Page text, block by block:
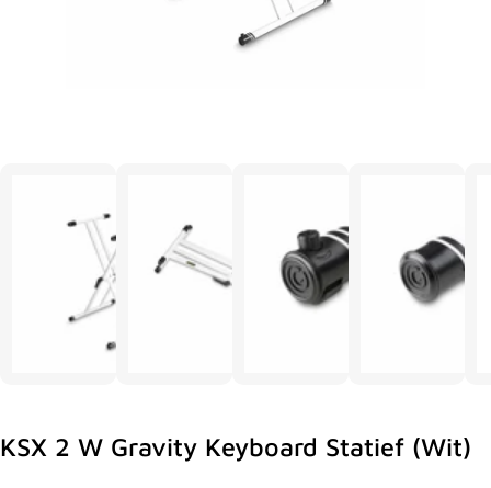
KSX 2 W Gravity Keyboard Statief (Wit)